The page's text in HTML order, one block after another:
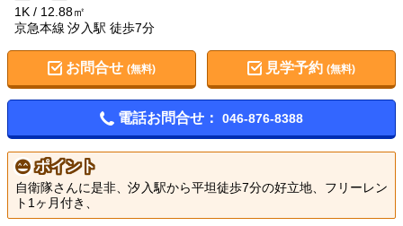
1K
12.88㎡
京急本線 汐入駅 徒歩7分
お問合せ (無料) 見学予約(無料)
電話お問合せ： 046-876-8388
ポイント
自衛隊さんに是非、汐入駅から平坦徒歩7分の好立地、フリーレン
ト1ヶ月付き、